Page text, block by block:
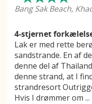
Bang Sak Beach,
4-stjernet
Lak er med rette
sandstrande. En af
denne del af
denne strand, at I
strandresort
Hvis I drømmer om ...